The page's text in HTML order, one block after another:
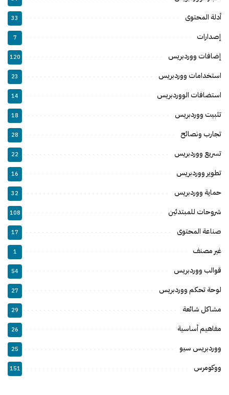
أدلة المحتوى 33
إصدارات 7
إضافات ووردبريس 120
استخدامات ووردبريس 23
استضافات الووردبريس 14
تثبيت ووردبريس 18
تجارب ونصائح 28
تسريع ووردبريس 22
تطوير ووردبريس 16
حماية ووردبريس 32
شروحات للمبتدئين 108
صناعة المحتوى 17
غير مصنف 1
قوالب ووردبريس 54
لوحة تحكم ووردبريس 27
مشاكل شائعة 29
مفاهيم أساسية 26
ووردبريس سيو 25
ووكومرس 151